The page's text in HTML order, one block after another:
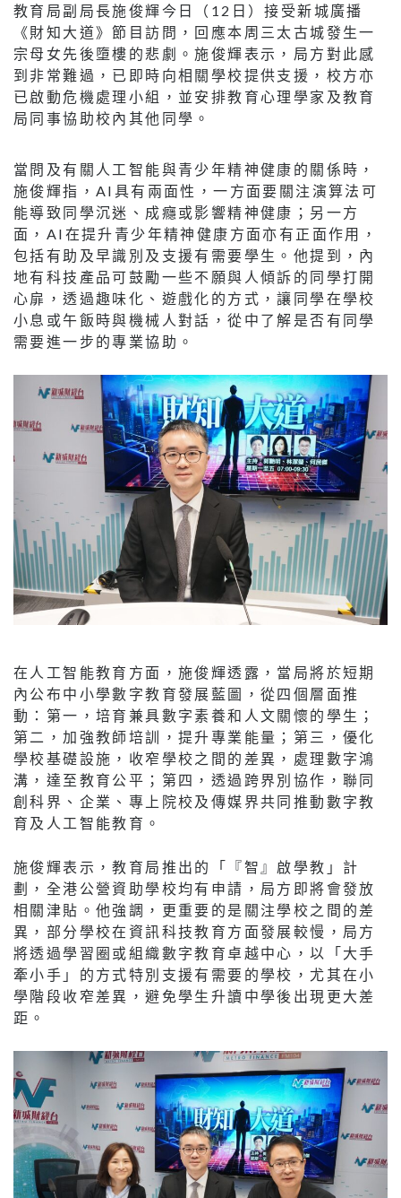
教育局副局長施俊輝今日（12日）接受新城廣播
《財知大道》節目訪問，回應本周三太古城發生一
宗母女先後墮樓的悲劇。施俊輝表示，局方對此感
到非常難過，已即時向相關學校提供支援，校方亦
已啟動危機處理小組，並安排教育心理學家及教育
局同事協助校內其他同學。
當問及有關人工智能與青少年精神健康的關係時，
施俊輝指，AI具有兩面性，一方面要關注演算法可
能導致同學沉迷、成癮或影響精神健康；另一方
面，AI在提升青少年精神健康方面亦有正面作用，
包括有助及早識別及支援有需要學生。他提到，內
地有科技產品可鼓勵一些不願與人傾訴的同學打開
心扉，透過趣味化、遊戲化的方式，讓同學在學校
小息或午飯時與機械人對話，從中了解是否有同學
需要進一步的專業協助。
在人工智能教育方面，施俊輝透露，當局將於短期
內公布中小學數字教育發展藍圖，從四個層面推
動：第一，培育兼具數字素養和人文關懷的學生；
第二，加強教師培訓，提升專業能量；第三，優化
學校基礎設施，收窄學校之間的差異，處理數字鴻
溝，達至教育公平；第四，透過跨界別協作，聯同
創科界、企業、專上院校及傳媒界共同推動數字教
育及人工智能教育。
施俊輝表示，教育局推出的「『智』啟學教」計
劃，全港公營資助學校均有申請，局方即將會發放
相關津貼。他強調，更重要的是關注學校之間的差
異，部分學校在資訊科技教育方面發展較慢，局方
將透過學習圈或組織數字教育卓越中心，以「大手
牽小手」的方式特別支援有需要的學校，尤其在小
學階段收窄差異，避免學生升讀中學後出現更大差
距。